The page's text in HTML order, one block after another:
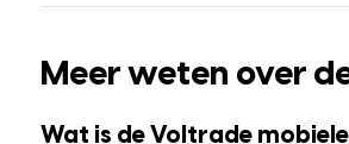
Meer weten over
Wat is de Voltrade